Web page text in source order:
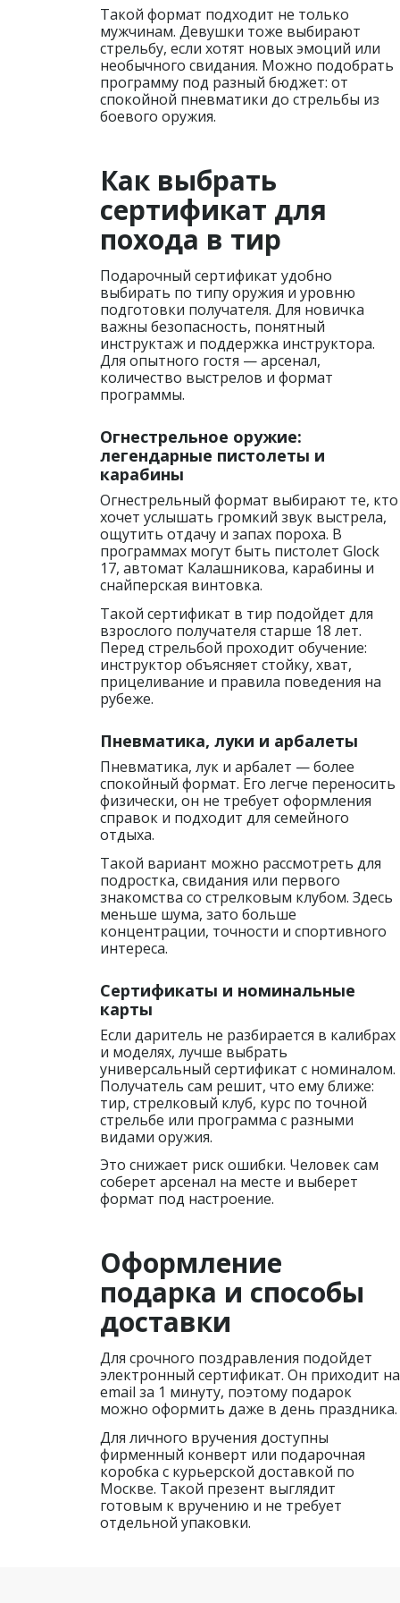
Такой формат подходит не только
мужчинам. Девушки тоже выбирают
стрельбу, если хотят новых эмоций или
необычного свидания. Можно подобрать
программу под разный бюджет: от
спокойной пневматики до стрельбы из
боевого оружия.
Как выбрать
сертификат для
похода в тир
Подарочный сертификат удобно
выбирать по типу оружия и уровню
подготовки получателя. Для новичка
важны безопасность, понятный
инструктаж и поддержка инструктора.
Для опытного гостя — арсенал,
количество выстрелов и формат
программы.
Огнестрельное оружие:
легендарные пистолеты и
карабины
Огнестрельный формат выбирают те, кто
хочет услышать громкий звук выстрела,
ощутить отдачу и запах пороха. В
программах могут быть пистолет Glock
17, автомат Калашникова, карабины и
снайперская винтовка.
Такой сертификат в тир подойдет для
взрослого получателя старше 18 лет.
Перед стрельбой проходит обучение:
инструктор объясняет стойку, хват,
прицеливание и правила поведения на
рубеже.
Пневматика, луки и арбалеты
Пневматика, лук и арбалет — более
спокойный формат. Его легче переносить
физически, он не требует оформления
справок и подходит для семейного
отдыха.
Такой вариант можно рассмотреть для
подростка, свидания или первого
знакомства со стрелковым клубом. Здесь
меньше шума, зато больше
концентрации, точности и спортивного
интереса.
Сертификаты и номинальные
карты
Если даритель не разбирается в калибрах
и моделях, лучше выбрать
универсальный сертификат с номиналом.
Получатель сам решит, что ему ближе:
тир, стрелковый клуб, курс по точной
стрельбе или программа с разными
видами оружия.
Это снижает риск ошибки. Человек сам
соберет арсенал на месте и выберет
формат под настроение.
Оформление
подарка и способы
доставки
Для срочного поздравления подойдет
электронный сертификат. Он приходит на
email за 1 минуту, поэтому подарок
можно оформить даже в день праздника.
Для личного вручения доступны
фирменный конверт или подарочная
коробка с курьерской доставкой по
Москве. Такой презент выглядит
готовым к вручению и не требует
отдельной упаковки.